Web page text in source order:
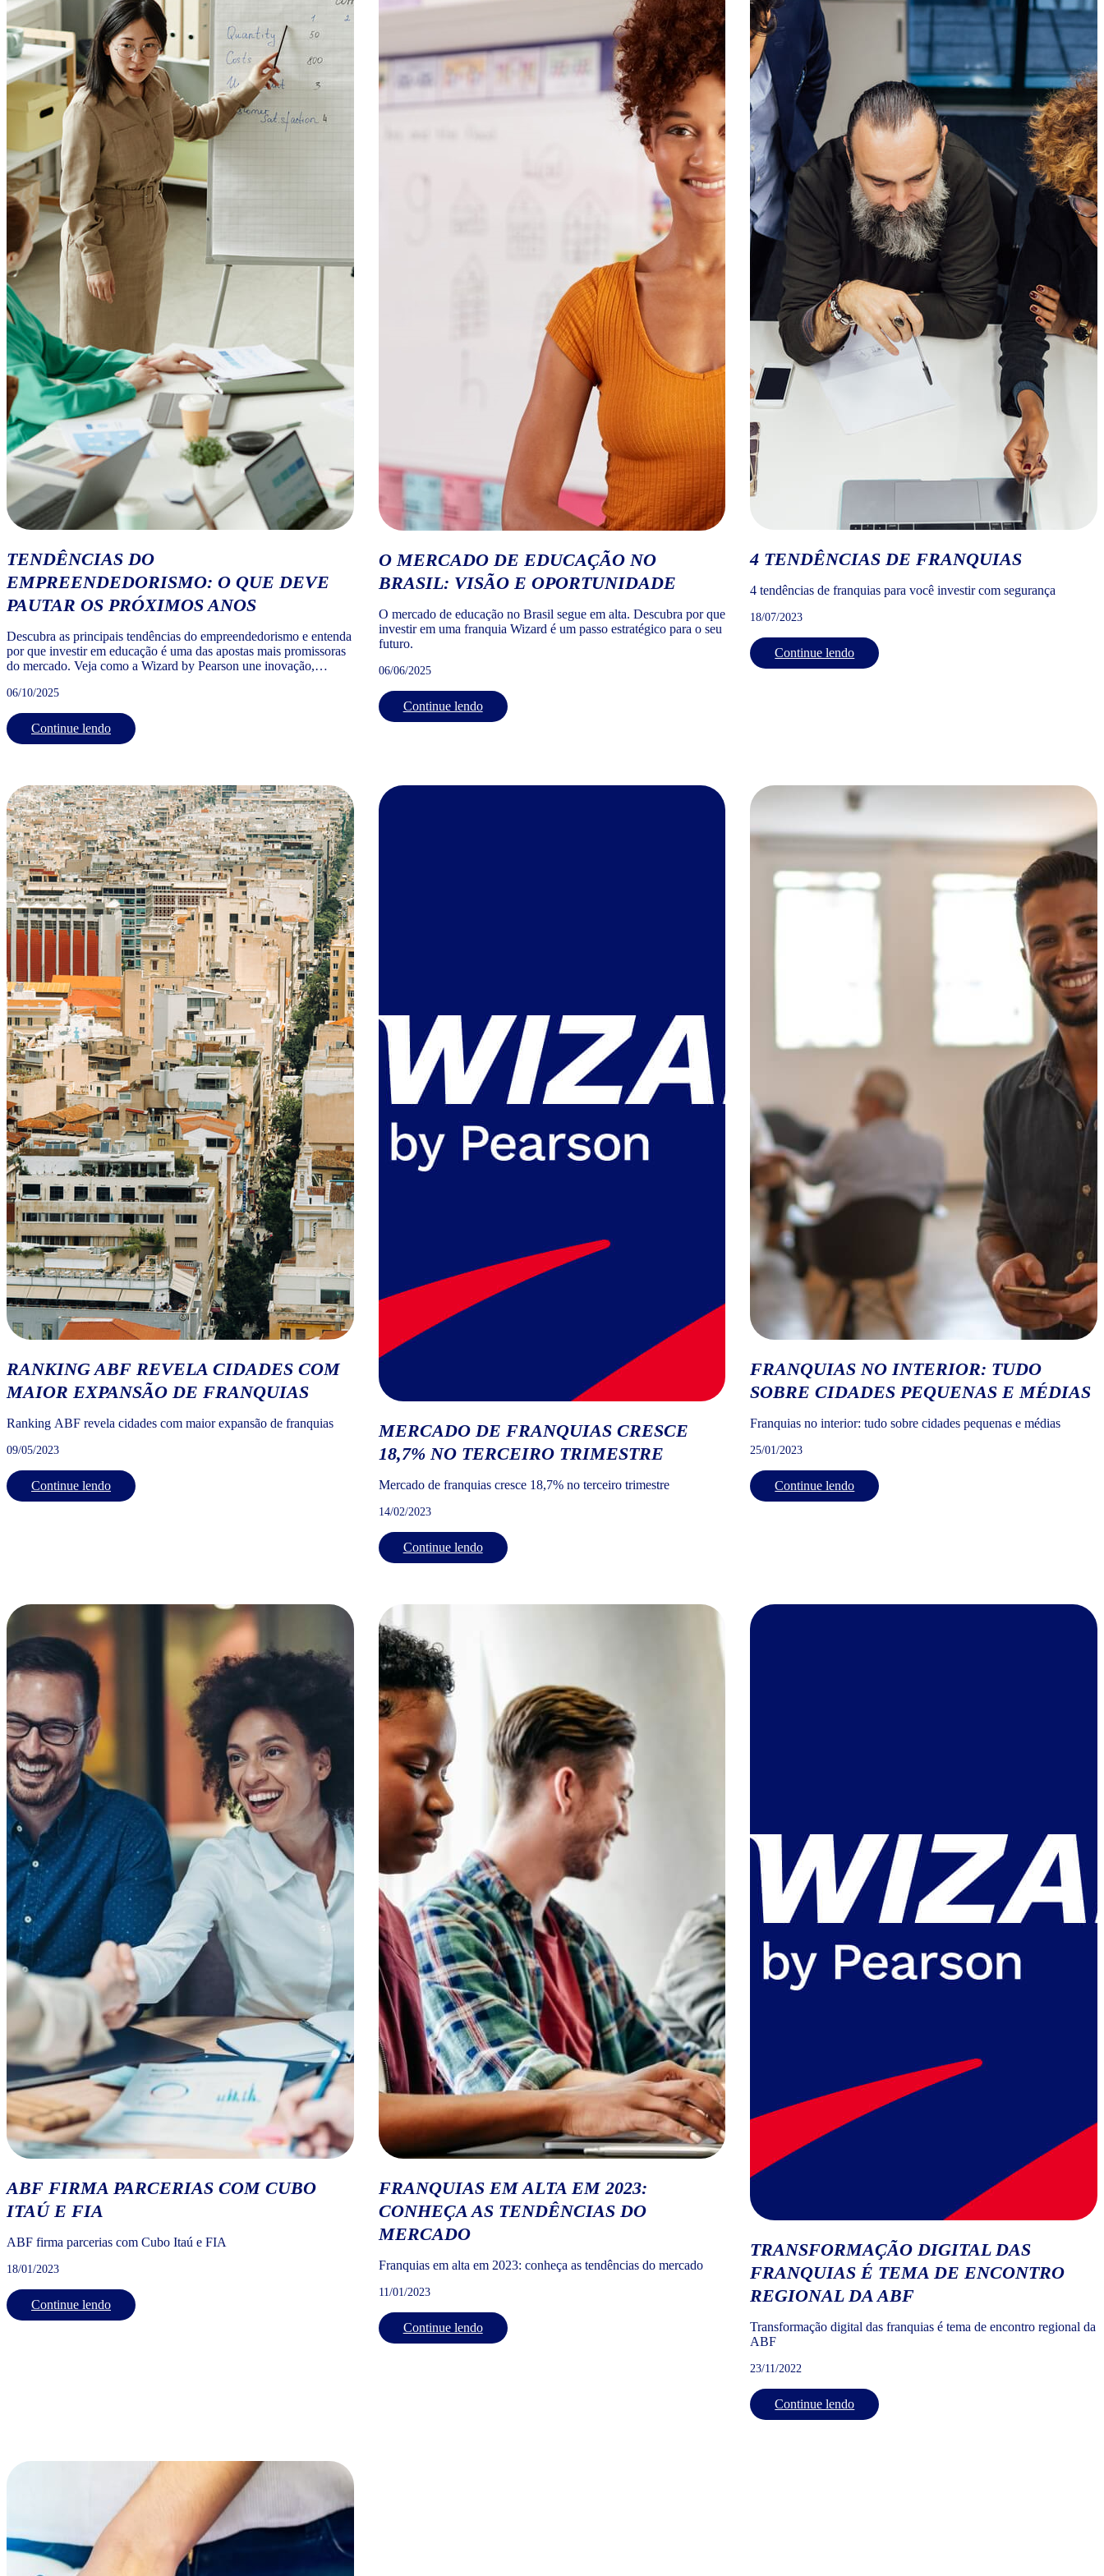
TENDÊNCIAS DO
EMPREENDEDORISMO: O QUE DEVE
PAUTAR OS PRÓXIMOS ANOS
Descubra as principais tendências do empreendedorismo e entenda
por que investir em educação é uma das apostas mais promissoras
do mercado. Veja como a Wizard by Pearson une inovação,
06/10/2025
Continue lendo
O MERCADO DE EDUCAÇÃO NO
BRASIL: VISÃO E OPORTUNIDADE
O mercado de educação no Brasil segue em alta. Descubra por que
investir em uma franquia Wizard é um passo estratégico para o seu
futuro.
06/06/2025
Continue lendo
4 TENDÊNCIAS DE FRANQUIAS
4 tendências de franquias para você investir com segurança
18/07/2023
Continue lendo
RANKING ABF REVELA CIDADES COM
MAIOR EXPANSÃO DE FRANQUIAS
Ranking ABF revela cidades com maior expansão de franquias
09/05/2023
Continue lendo
MERCADO DE FRANQUIAS CRESCE
18,7% NO TERCEIRO TRIMESTRE
Mercado de franquias cresce 18,7% no terceiro trimestre
14/02/2023
Continue lendo
FRANQUIAS NO INTERIOR: TUDO
SOBRE CIDADES PEQUENAS E MÉDIAS
Franquias no interior: tudo sobre cidades pequenas e médias
25/01/2023
Continue lendo
ABF FIRMA PARCERIAS COM CUBO
ITAÚ E FIA
ABF firma parcerias com Cubo Itaú e FIA
18/01/2023
Continue lendo
FRANQUIAS EM ALTA EM 2023:
CONHEÇA AS TENDÊNCIAS DO
MERCADO
Franquias em alta em 2023: conheça as tendências do mercado
11/01/2023
Continue lendo
TRANSFORMAÇÃO DIGITAL DAS
FRANQUIAS É TEMA DE ENCONTRO
REGIONAL DA ABF
Transformação digital das franquias é tema de encontro regional da
ABF
23/11/2022
Continue lendo